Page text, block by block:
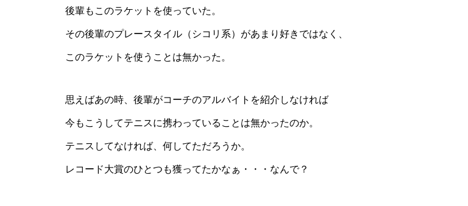
後輩もこのラケットを使っていた。
その後輩のプレースタイル（シコリ系）があまり好きではなく、
このラケットを使うことは無かった。
思えばあの時、後輩がコーチのアルバイトを紹介しなければ
今もこうしてテニスに携わっていることは無かったのか。
テニスしてなければ、何してただろうか。
レコード大賞のひとつも獲ってたかなぁ・・・なんで？